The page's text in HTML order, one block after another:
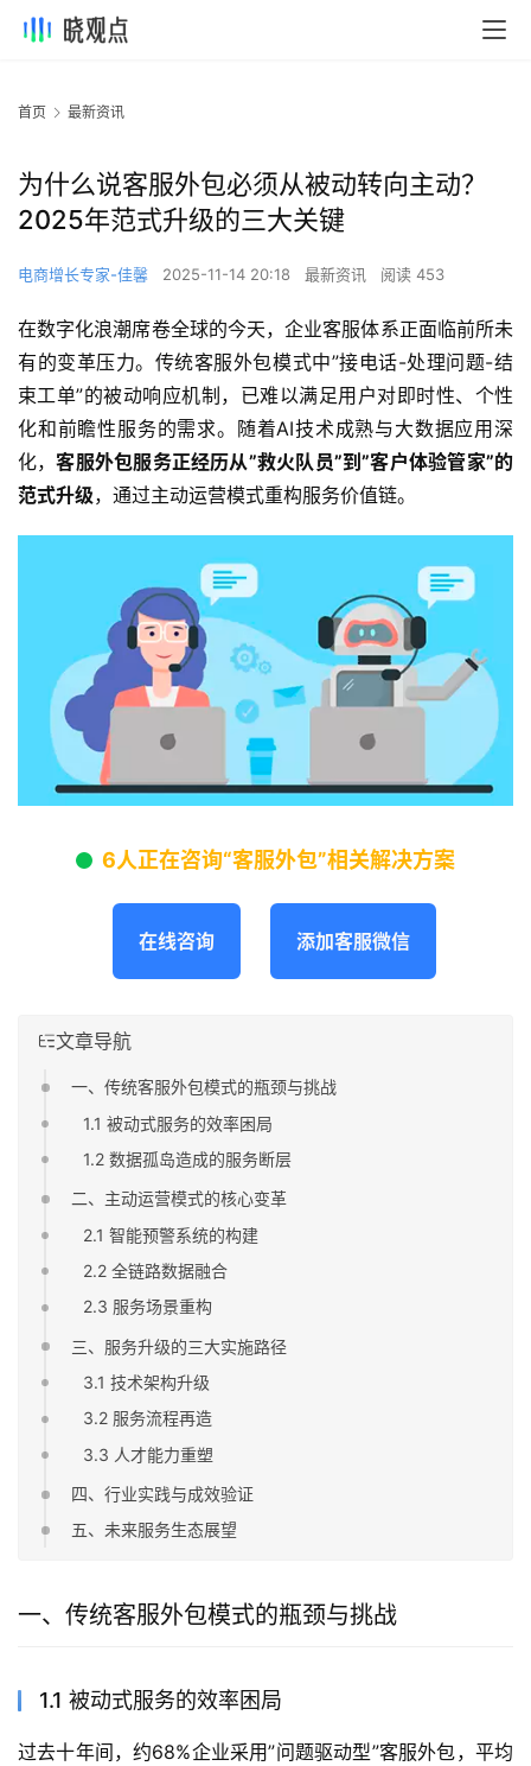
首页 最新资讯
为什么说客服外包必须从被动转向主动？
2025年范式升级的三大关键
电商增长专家-佳馨 2025-11-14 20:18 最新资讯 阅读 453
在数字化浪潮席卷全球的今天，企业客服体系正面临前所未
有的变革压力。传统客服外包模式中”接电话-处理问题-结
束工单”的被动响应机制，已难以满足用户对即时性、个性
化和前瞻性服务的需求。随着AI技术成熟与大数据应用深
化，客服外包服务正经历从”救火队员”到”客户体验管家”的
范式升级，通过主动运营模式重构服务价值链。
6人正在咨询“客服外包”相关解决方案
在线咨询 添加客服微信
文章导航
一、传统客服外包模式的瓶颈与挑战
1.1 被动式服务的效率困局
1.2 数据孤岛造成的服务断层
二、主动运营模式的核心变革
2.1 智能预警系统的构建
2.2 全链路数据融合
2.3 服务场景重构
三、服务升级的三大实施路径
3.1 技术架构升级
3.2 服务流程再造
3.3 人才能力重塑
四、行业实践与成效验证
五、未来服务生态展望
一、传统客服外包模式的瓶颈与挑战
1.1 被动式服务的效率困局
过去十年间，约68%企业采用”问题驱动型”客服外包，平均